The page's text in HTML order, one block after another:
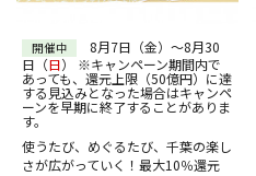
開催中
8月7日（金）～8月30
日（日） ※キャンペーン期間内で
あっても、還元上限（50億円）に達
する見込みとなった場合はキャンペ
ーンを早期に終了することがありま
す。
使うたび、めぐるたび、千葉の楽し
さが広がっていく！最大10％還元